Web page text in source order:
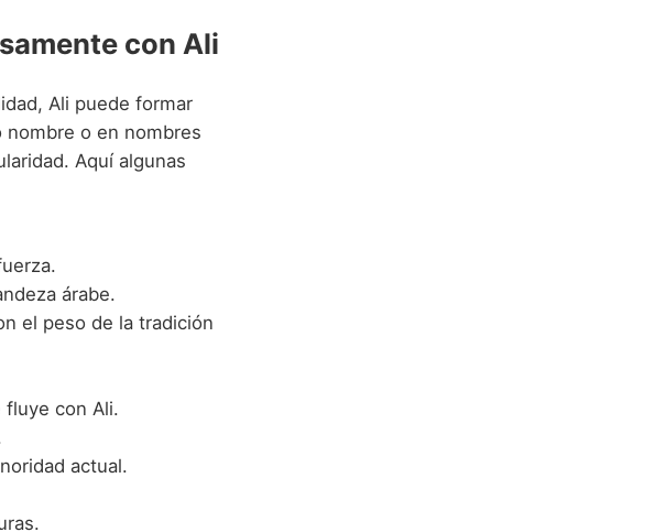
con Ali
Ali puede formar
o en nombres
Aquí algunas
árabe.
el peso de la tradición
fluye con Ali.
actual.